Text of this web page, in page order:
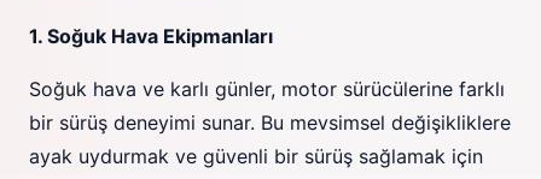
1. Soğuk Hava Ekipmanları
Soğuk hava ve karlı günler, motor sürücülerine farklı
bir sürüş deneyimi sunar. Bu mevsimsel değişikliklere
ayak uydurmak ve güvenli bir sürüş sağlamak için